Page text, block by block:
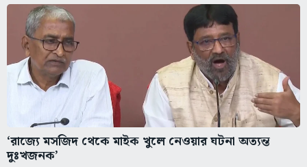
‘রাজ্যে মসজিদ থেকে মাইক খুলে নেওয়ার ঘটনা অত্যন্ত
দুঃখজনক’